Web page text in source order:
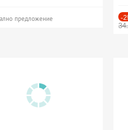
предложение -